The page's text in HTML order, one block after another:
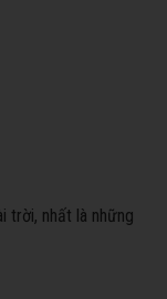
trời, nhất là những